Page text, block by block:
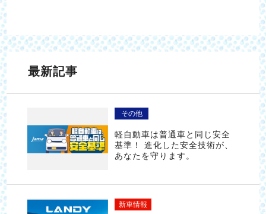
最新記事
その他
軽自動車は普通車と同じ安全
基準！ 進化した安全技術が、
あなたを守ります。
新車情報